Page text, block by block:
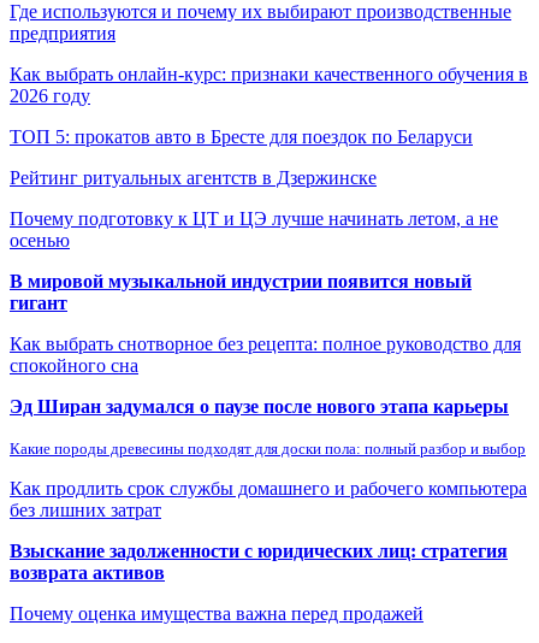
Где используются и почему их выбирают производственные
предприятия
Как выбрать онлайн-курс: признаки качественного обучения в
2026 году
ТОП 5: прокатов авто в Бресте для поездок по Беларуси
Рейтинг ритуальных агентств в Дзержинске
Почему подготовку к ЦТ и ЦЭ лучше начинать летом, а не
осенью
В мировой музыкальной индустрии появится новый
гигант
Как выбрать снотворное без рецепта: полное руководство для
спокойного сна
Эд Ширан задумался о паузе после нового этапа карьеры
Какие породы древесины подходят для доски пола: полный разбор и выбор
Как продлить срок службы домашнего и рабочего компьютера
без лишних затрат
Взыскание задолженности с юридических лиц: стратегия
возврата активов
Почему оценка имущества важна перед продажей